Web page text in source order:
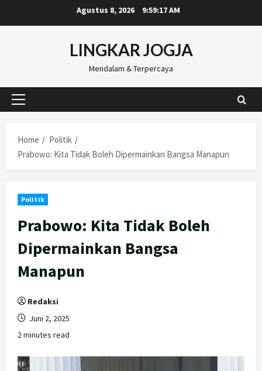
to
Agustus 8, 2026 9:59:18 AM
LINGKAR JOGJA
Mendalam & Terpercaya
Primary
Home
Politik
Prabowo: Kita Tidak Boleh Dipermainkan Bangsa Manapun
Politik
Prabowo: Kita Tidak Boleh
Dipermainkan Bangsa
Manapun
Redaksi
Juni 2, 2025
2 minutes read